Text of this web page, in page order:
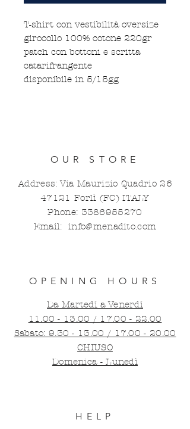
T-shirt con vestibilità oversize
girocollo 100% cotone 220gr
patch con bottoni e scritta
catarifrangente
disponibile in 5/15gg
OUR STORE
Address: Via Maurizio Quadrio 26
47121 Forlì (FC) ITALY
Phone: 3386955270
Email:info@menadito.com
OPENING HOURS
Da Martedì a Venerdì
11.00 - 13.00 / 17.00 - 22.00
​​Sabato: 9.30 - 13.00 / 17.00 - 20.00
CHIUSO
Domenica - Lunedì
HELP